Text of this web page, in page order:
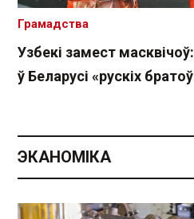
Узбекі замест
ў Беларусі «рускіх
Грамадства
ЭКАНОМІКА